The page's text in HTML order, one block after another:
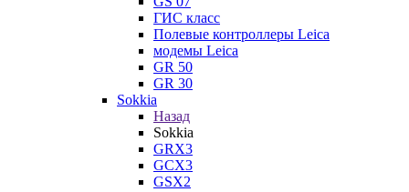
ГИС класс
Полевые контроллеры Leica
модемы Leica
GR 50
GR 30
Sokkia
Назад
Sokkia
GRX3
GCX3
GSX2